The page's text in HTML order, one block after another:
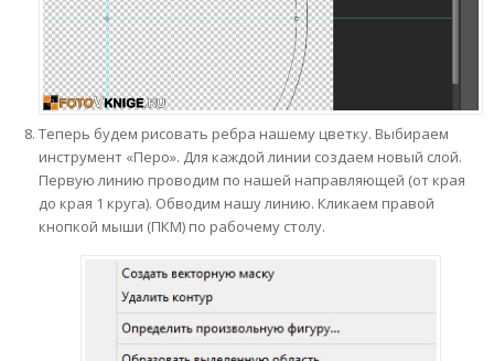
Теперь будем рисовать ребра нашему цветку. Выбираем
инструмент «Перо». Для каждой линии создаем новый слой.
Первую линию проводим по нашей направляющей (от края
до края 1 круга). Обводим нашу линию. Кликаем правой
кнопкой мыши (ПКМ) по рабочему столу.